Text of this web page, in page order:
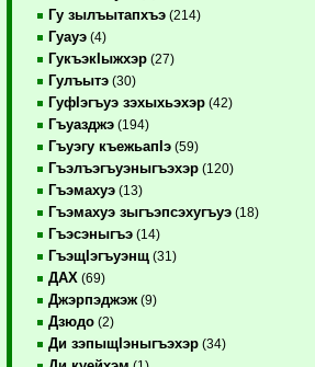
Гу зылъытапхъэ (214)
Гуауэ (4)
ГукъэкIыжхэр (27)
Гулъытэ (30)
ГуфIэгъуэ зэхыхьэхэр (42)
Гъуазджэ (194)
Гъуэгу къежьапIэ (59)
Гъэлъэгъуэныгъэхэр (120)
Гъэмахуэ (13)
Гъэмахуэ зыгъэпсэхугъуэ (18)
Гъэсэныгъэ (14)
ГъэщIэгъуэнщ (31)
ДАХ (69)
Джэрпэджэж (9)
Дзюдо (2)
Ди зэпыщIэныгъэхэр (34)